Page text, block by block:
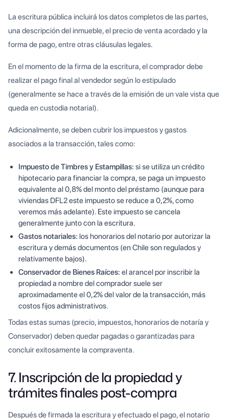
La escritura pública incluirá los datos completos de las partes,
una descripción del inmueble, el precio de venta acordado y la
forma de pago, entre otras cláusulas legales.
En el momento de la firma de la escritura, el comprador debe
realizar el pago final al vendedor según lo estipulado
(generalmente se hace a través de la emisión de un vale vista que
queda en custodia notarial).
Adicionalmente, se deben cubrir los impuestos y gastos
asociados a la transacción, tales como:
Impuesto de Timbres y Estampillas: si se utiliza un crédito
hipotecario para financiar la compra, se paga un impuesto
equivalente al 0,8% del monto del préstamo (aunque para
viviendas DFL2 este impuesto se reduce a 0,2%, como
veremos más adelante). Este impuesto se cancela
generalmente junto con la escritura.
Gastos notariales: los honorarios del notario por autorizar la
escritura y demás documentos (en Chile son regulados y
relativamente bajos).
Conservador de Bienes Raíces: el arancel por inscribir la
propiedad a nombre del comprador suele ser
aproximadamente el 0,2% del valor de la transacción, más
costos fijos administrativos.
Todas estas sumas (precio, impuestos, honorarios de notaría y
Conservador) deben quedar pagadas o garantizadas para
concluir exitosamente la compraventa.
7. Inscripción de la propiedad y
trámites finales post-compra
Después de firmada la escritura y efectuado el pago, el notario